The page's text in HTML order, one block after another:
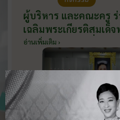
ผู้บริหาร และคณะครู ร่
เฉลิมพระเกียรติสมเด็จ
พระบรมราชินี เนื่องใน
พระชนมพรรษา กับหน่
เมืองบ้านโป่ง ณ ศาลา
วันที่ 3 มิถุนายน 2569
อ่านเพิ่มเติม ›